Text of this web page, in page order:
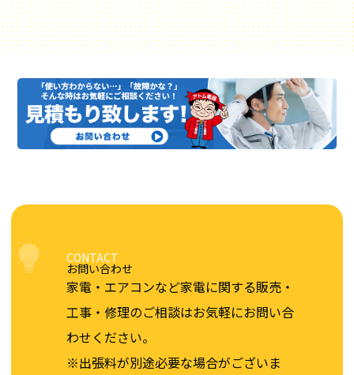
CONTACT
お問い合わせ
家電・エアコンなど家電に関する販売・
工事・修理のご相談はお気軽にお問い合
わせください。
※出張料が別途必要な場合がございま